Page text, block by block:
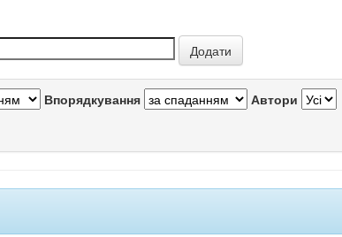
Впорядкування Автори